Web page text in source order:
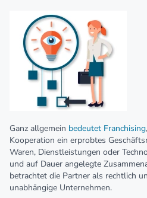
Ganz allgemein bedeutet Franchising
Kooperation ein erprobtes
Waren, Dienstleistungen oder
und auf Dauer angelegte
betrachtet die Partner als rechtlich
unabhängige Unternehmen.